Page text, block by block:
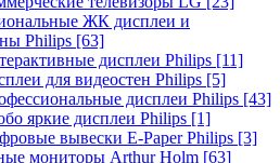
ЖК дисплеи и
Philips [63]
дисплеи Philips [11]
для видеостен Philips [5]
дисплеи Philips [43]
яркие дисплеи Philips [1]
вывески E-Paper Philips [3]
мониторы Arthur Holm [63]